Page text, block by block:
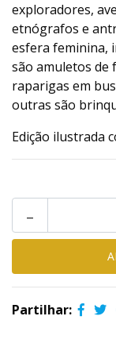
exploradores,
etnógrafos e
esfera feminina,
são amuletos de
raparigas em
outras são
Edição ilustrada
-
Partilhar: